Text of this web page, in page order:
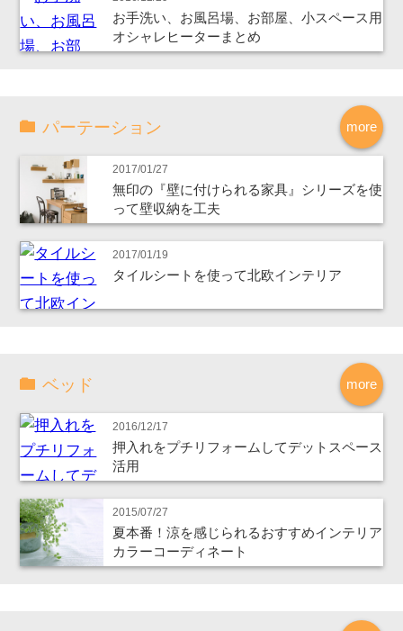
お手洗い、お風呂場、お部屋、小スペース用
オシャレヒーターまとめ
more
パーテーション
2017/01/27
無印の『壁に付けられる家具』シリーズを使
って壁収納を工夫
2017/01/19
タイルシートを使って北欧インテリア
more
ベッド
2016/12/17
押入れをプチリフォームしてデットスペース
活用
2015/07/27
夏本番！涼を感じられるおすすめインテリア
カラーコーディネート